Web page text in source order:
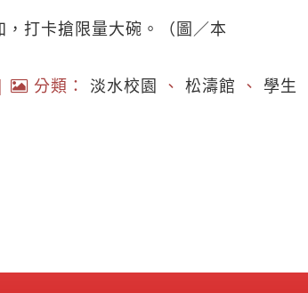
打卡搶限量大碗。（圖／本
| 分類： 淡水校園 、 松濤館 、 學生